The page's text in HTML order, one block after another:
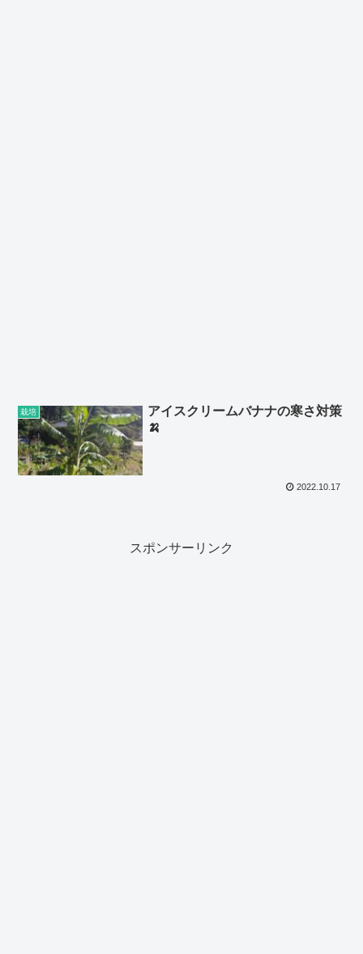
栽培
アイスクリームバナナの寒さ対策
🍌
2022.10.17
スポンサーリンク